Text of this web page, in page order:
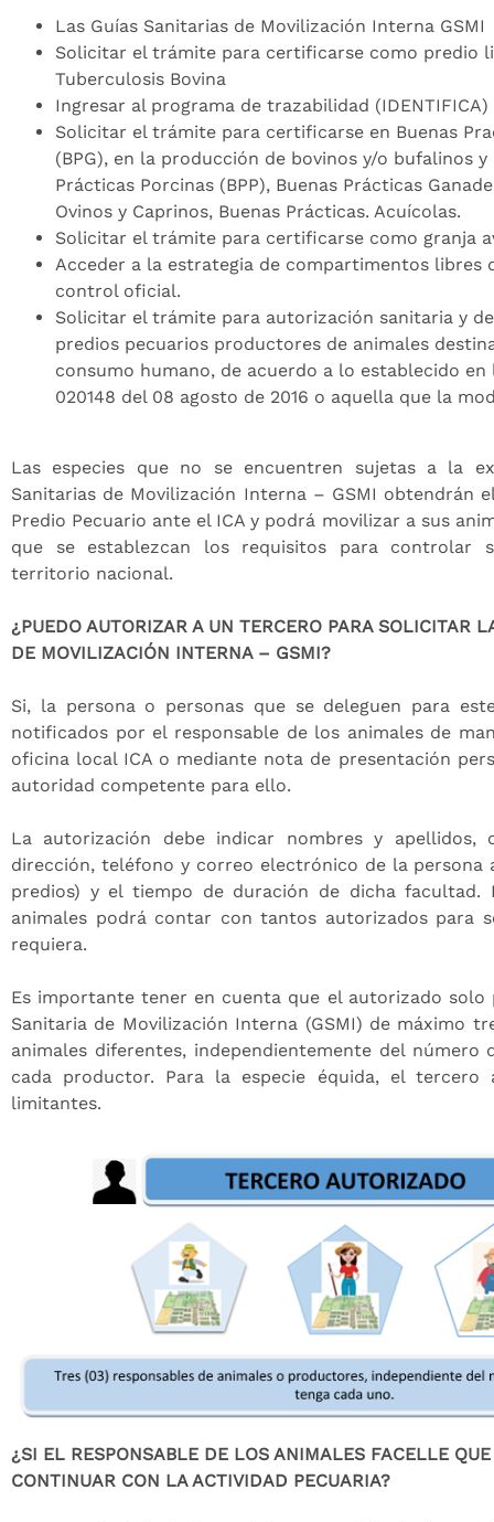
Las Guías Sanitarias de Movilización Interna GSMI
Solicitar el trámite para certificarse como predio
Tuberculosis Bovina
Ingresar al programa de trazabilidad (IDENTIFICA)
Solicitar el trámite para certificarse en Buenas
(BPG), en la producción de bovinos y/o bufalinos y
Prácticas Porcinas (BPP), Buenas Prácticas
Ovinos y Caprinos, Buenas Prácticas. Acuícolas.
Solicitar el trámite para certificarse como granja
Acceder a la estrategia de compartimentos libres
control oficial.
Solicitar el trámite para autorización sanitaria y
predios pecuarios productores de animales
consumo humano, de acuerdo a lo establecido en
020148 del 08 agosto de 2016 o aquella que la
Las especies que no se encuentren sujetas a la
Sanitarias de Movilización Interna – GSMI obtendrán
Predio Pecuario ante el ICA y podrá movilizar a sus
que se establezcan los requisitos para controlar
territorio nacional.
¿PUEDO AUTORIZAR A UN TERCERO PARA SOLICITAR
DE MOVILIZACIÓN INTERNA – GSMI?
Si, la persona o personas que se deleguen para
notificados por el responsable de los animales de
oficina local ICA o mediante nota de presentación
autoridad competente para ello.
La autorización debe indicar nombres y apellidos,
dirección, teléfono y correo electrónico de la persona
predios) y el tiempo de duración de dicha facultad.
animales podrá contar con tantos autorizados para
requiera.
Es importante tener en cuenta que el autorizado solo
Sanitaria de Movilización Interna (GSMI) de máximo
animales diferentes, independientemente del número
cada productor. Para la especie équida, el tercero
limitantes.
¿SI EL RESPONSABLE DE LOS ANIMALES FACELLE
CONTINUAR CON LA ACTIVIDAD PECUARIA?